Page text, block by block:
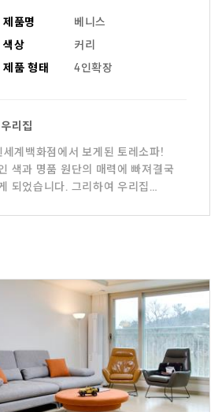
제품명
베니스
색상
커리
제품 형태
4인확장
리집
계백화점에서 보게된 토레소파!
색과 명품 원단의 매력에 빠져결국
되었습니다. 그리하여 우리집